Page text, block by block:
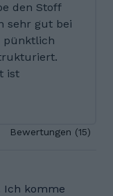
den Stoff
sehr gut bei
pünktlich
ist
Bewertungen (15)
Ich komme